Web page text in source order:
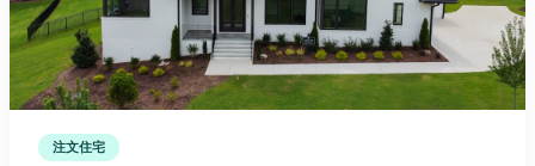
注文住宅